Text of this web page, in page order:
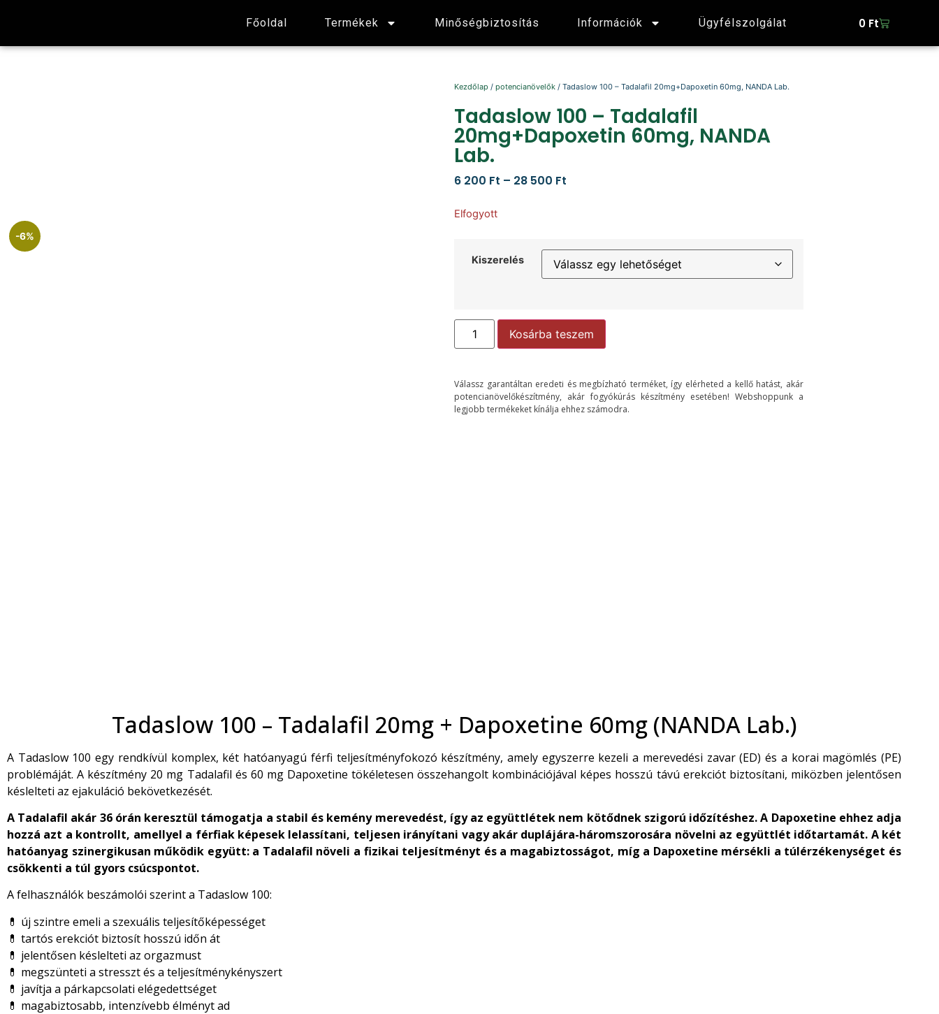
Főoldal Termékek Minőségbiztosítás Információk Ügyfélszolgálat 0 Ft
-6%
Kezdőlap / potencianövelők / Tadaslow 100 – Tadalafil 20mg+Dapoxetin 60mg, NANDA Lab.
Tadaslow 100 – Tadalafil
20mg+Dapoxetin 60mg, NANDA
Lab.
6 200 Ft – 28 500 Ft
Elfogyott
Kiszerelés
Kosárba teszem
Válassz garantáltan eredeti és megbízható terméket, így elérheted a kellő hatást, akár
potencianövelőkészítmény, akár fogyókúrás készítmény esetében! Webshoppunk a
legjobb termékeket kínálja ehhez számodra.
Tadaslow 100 – Tadalafil 20mg + Dapoxetine 60mg (NANDA Lab.)
A Tadaslow 100 egy rendkívül komplex, két hatóanyagú férfi teljesítményfokozó készítmény, amely egyszerre kezeli a merevedési zavar (ED) és a korai magömlés (PE)
problémáját. A készítmény 20 mg Tadalafil és 60 mg Dapoxetine tökéletesen összehangolt kombinációjával képes hosszú távú erekciót biztosítani, miközben jelentősen
késlelteti az ejakuláció bekövetkezését.
A Tadalafil akár 36 órán keresztül támogatja a stabil és kemény merevedést, így az együttlétek nem kötődnek szigorú időzítéshez. A Dapoxetine ehhez adja
hozzá azt a kontrollt, amellyel a férfiak képesek lelassítani, teljesen irányítani vagy akár duplájára-háromszorosára növelni az együttlét időtartamát. A két
hatóanyag szinergikusan működik együtt: a Tadalafil növeli a fizikai teljesítményt és a magabiztosságot, míg a Dapoxetine mérsékli a túlérzékenységet és
csökkenti a túl gyors csúcspontot.
A felhasználók beszámolói szerint a Tadaslow 100:
💊 új szintre emeli a szexuális teljesítőképességet
💊 tartós erekciót biztosít hosszú időn át
💊 jelentősen késlelteti az orgazmust
💊 megszünteti a stresszt és a teljesítménykényszert
💊 javítja a párkapcsolati elégedettséget
💊 magabiztosabb, intenzívebb élményt ad